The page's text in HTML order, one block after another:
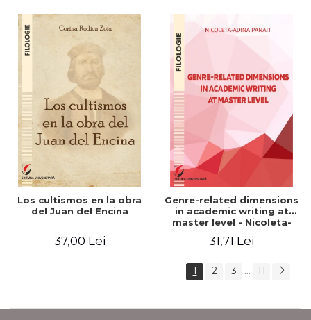
Los cultismos en la obra
del Juan del Encina
37,00 Lei
Genre-related dimensions
in academic writing at
master level - Nicoleta-
31,71 Lei
1 2 3 ... 11